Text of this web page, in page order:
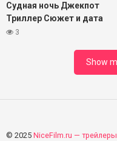
Судная ночь Джекпот
Триллер Сюжет и дата
выхода Фильм 2024
3
Show
© 2025 NiceFilm.ru —